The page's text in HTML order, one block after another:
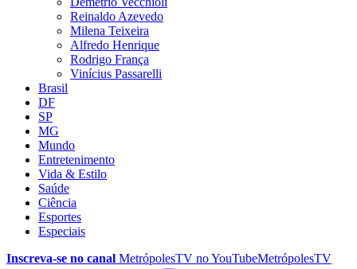
Reinaldo Azevedo
Milena Teixeira
Alfredo Henrique
Rodrigo França
Vinícius Passarelli
Brasil
DF
SP
MG
Mundo
Entretenimento
Vida & Estilo
Saúde
Ciência
Esportes
Especiais
Inscreva-se no canal MetrópolesTV noYouTubeMetrópolesTV